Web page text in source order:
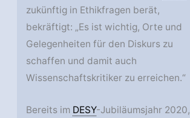
zukünftig in Ethikfragen berät,
bekräftigt: „Es ist wichtig, Orte und
Gelegenheiten für den Diskurs zu
schaffen und damit auch
Wissenschaftskritiker zu erreichen.“
Bereits im DESY-Jubiläumsjahr 2020,